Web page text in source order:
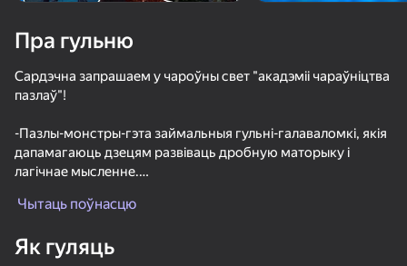
Пра гульню
Сардэчна запрашаем у чароўны свет "акадэміі чараўніцтва
пазлаў"!
-Пазлы-монстры-гэта займальныя гульні-галаваломкі, якія
дапамагаюць дзецям развіваць дробную маторыку і
лагічнае мысленне.
сцэн, якія захопяць дзяцей усіх узростаў.
таму кожны знойдзе сабе занятак па душы.
Чытаць поўнасцю
Як гуляць